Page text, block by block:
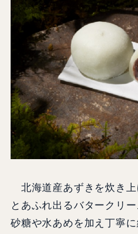
北海道産あずきを炊き上
とあふれ出るバタークリ
砂糖や水あめを加え丁寧